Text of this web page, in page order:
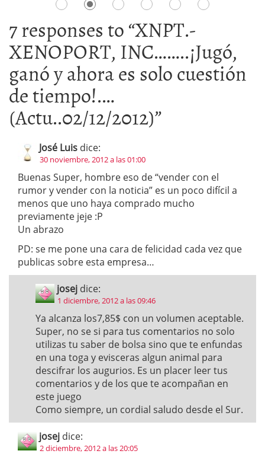
7 responses to “XNPT.-
XENOPORT, INC……..¡Jugó,
ganó y ahora es solo cuestión
de tiempo!.…
(Actu..02/12/2012)”
José Luis dice:
30 noviembre, 2012 a las 01:00
Buenas Super, hombre eso de “vender con el
rumor y vender con la noticia” es un poco difícil a
menos que uno haya comprado mucho
previamente jeje :P
Un abrazo
PD: se me pone una cara de felicidad cada vez que
publicas sobre esta empresa…
josej dice:
1 diciembre, 2012 a las 09:46
Ya alcanza los7,85$ con un volumen aceptable.
Super, no se si para tus comentarios no solo
utilizas tu saber de bolsa sino que te enfundas
en una toga y evisceras algun animal para
descifrar los augurios. Es un placer leer tus
comentarios y de los que te acompañan en
este juego
Como siempre, un cordial saludo desde el Sur.
josej dice:
2 diciembre, 2012 a las 20:05